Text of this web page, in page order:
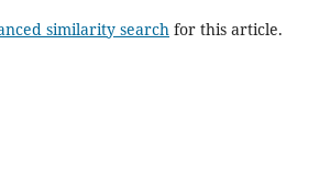
similarity search for this article.